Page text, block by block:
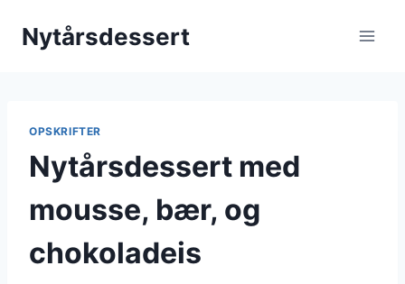
Nytårsdessert
OPSKRIFTER
Nytårsdessert med
mousse, bær, og
chokoladeis